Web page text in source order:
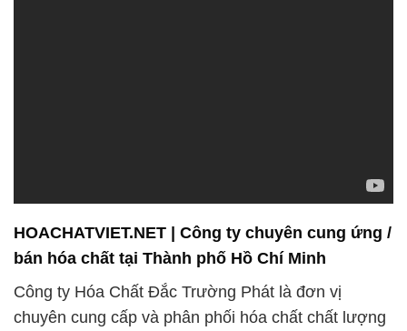
HOACHATVIET.NET | Công ty chuyên cung ứng /
bán hóa chất tại Thành phố Hồ Chí Minh
Công ty Hóa Chất Đắc Trường Phát là đơn vị
chuyên cung cấp và phân phối hóa chất chất lượng